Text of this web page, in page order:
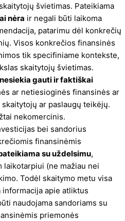
švietimas. Pateikiama
nėra ir negali būti laikoma
patarimu dėl konkrečių
Visos konkrečios finansinės
tik specifiniame kontekste,
skaitytojų švietimas.
nesiekia gauti ir faktiškai
ar netiesioginės finansinės ar
ar paslaugų teikėjų.
nekomercinis.
bei sandorius
finansinėmis
su uždelsimu,
laikotarpiui (ne mažiau nei
Todėl skaitymo metu visa
apie atliktus
naudojama sandoriams su
priemonės